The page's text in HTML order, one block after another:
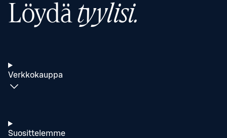
Löydätyylisi.
Verkkokauppa
Suosittelemme